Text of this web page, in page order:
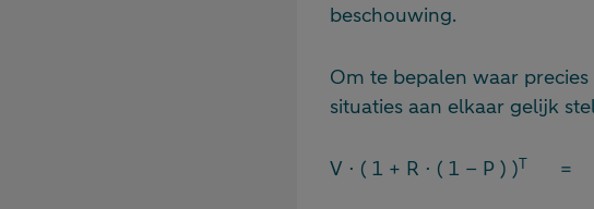
beschouwing.
Om te bepalen waar
situaties aan elkaar gelijk
V ⋅ ( 1 + R ⋅ ( 1 – P ) )T = V